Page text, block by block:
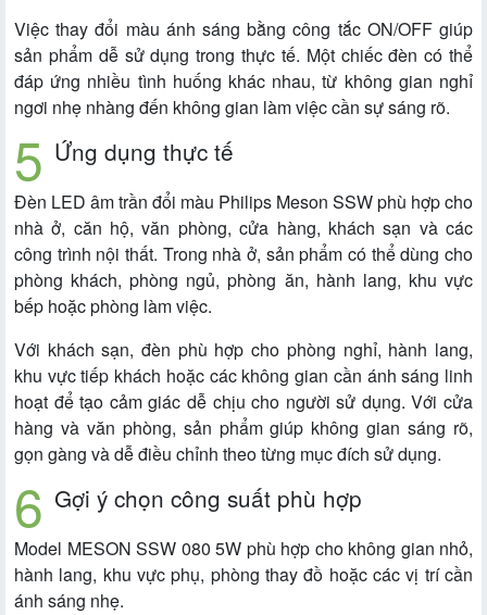
Việc thay đổi màu ánh sáng bằng công tắc ON/OFF giúp
sản phẩm dễ sử dụng trong thực tế. Một chiếc đèn có thể
đáp ứng nhiều tình huống khác nhau, từ không gian nghỉ
ngơi nhẹ nhàng đến không gian làm việc cần sự sáng rõ.
Ứng dụng thực tế
Đèn LED âm trần đổi màu Philips Meson SSW phù hợp cho
nhà ở, căn hộ, văn phòng, cửa hàng, khách sạn và các
công trình nội thất. Trong nhà ở, sản phẩm có thể dùng cho
phòng khách, phòng ngủ, phòng ăn, hành lang, khu vực
bếp hoặc phòng làm việc.
Với khách sạn, đèn phù hợp cho phòng nghỉ, hành lang,
khu vực tiếp khách hoặc các không gian cần ánh sáng linh
hoạt để tạo cảm giác dễ chịu cho người sử dụng. Với cửa
hàng và văn phòng, sản phẩm giúp không gian sáng rõ,
gọn gàng và dễ điều chỉnh theo từng mục đích sử dụng.
Gợi ý chọn công suất phù hợp
Model MESON SSW 080 5W phù hợp cho không gian nhỏ,
hành lang, khu vực phụ, phòng thay đồ hoặc các vị trí cần
ánh sáng nhẹ.